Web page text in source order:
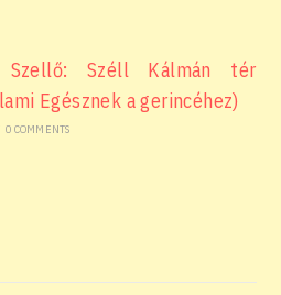
Szellő: Széll Kálmán tér
Egésznek a gerincéhez)
0 COMMENTS